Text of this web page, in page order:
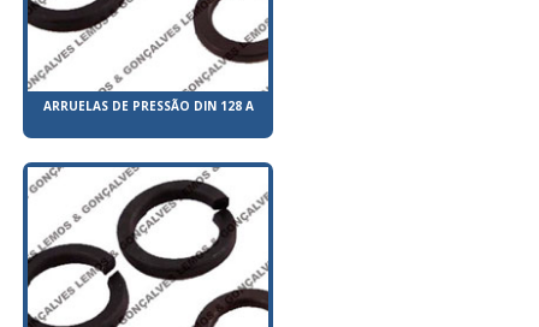
ARRUELAS DE PRESSÃO DIN 128 A